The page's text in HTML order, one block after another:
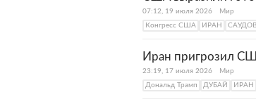
07:12, 19 июля 2026
Мир
Конгресс США
ИРАН
Иран пригрозил
23:19, 17 июля 2026
Мир
Дональд Трамп
ДУБАЙ ИРАН